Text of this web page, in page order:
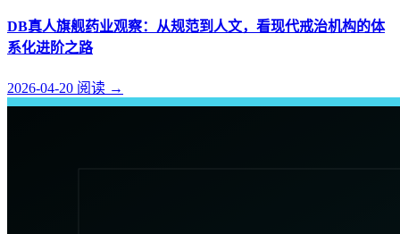
DB真人旗舰药业观察：从规范到人文，看现代戒治机构的体
系化进阶之路
2026-04-20 阅读 →